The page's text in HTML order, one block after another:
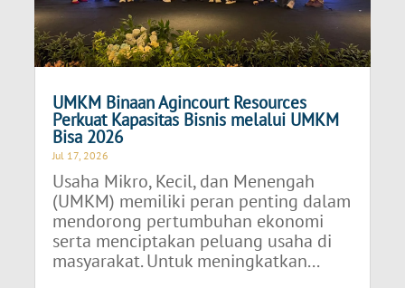
UMKM Binaan Agincourt Resources
Perkuat Kapasitas Bisnis melalui UMKM
Bisa 2026
Jul 17, 2026
Usaha Mikro, Kecil, dan Menengah
(UMKM) memiliki peran penting dalam
mendorong pertumbuhan ekonomi
serta menciptakan peluang usaha di
masyarakat. Untuk meningkatkan...